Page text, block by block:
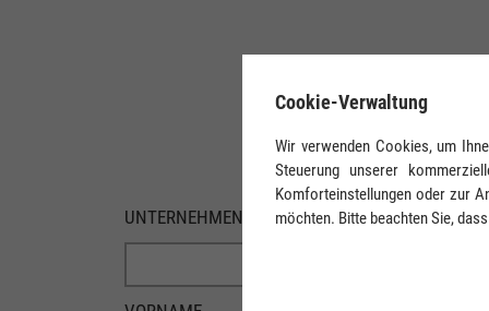
UNTERNEHMEN
Cookie-Verwaltung
Wir verwenden Cookies, um
Steuerung unserer
Komforteinstellungen oder zur
möchten. Bitte beachten Sie,